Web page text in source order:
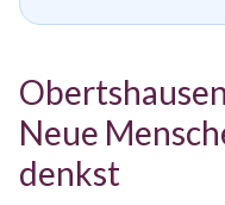
Neue
denkst